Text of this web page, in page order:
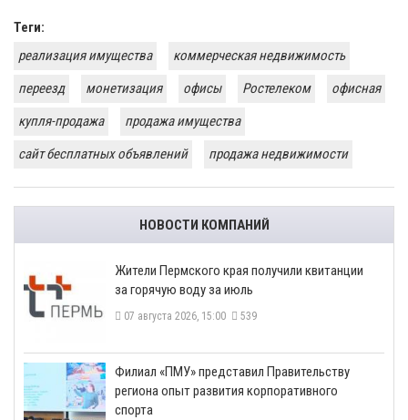
Теги:
реализация имущества
коммерческая недвижимость
переезд
монетизация офисы Ростелеком
офисная
купля-продажа
продажа имущества
сайт бесплатных объявлений
продажа недвижимости
НОВОСТИ КОМПАНИЙ
​Жители Пермского края получили квитанции
за горячую воду за июль
07 августа 2026, 15:00 539
​Филиал «ПМУ» представил Правительству
региона опыт развития корпоративного
спорта